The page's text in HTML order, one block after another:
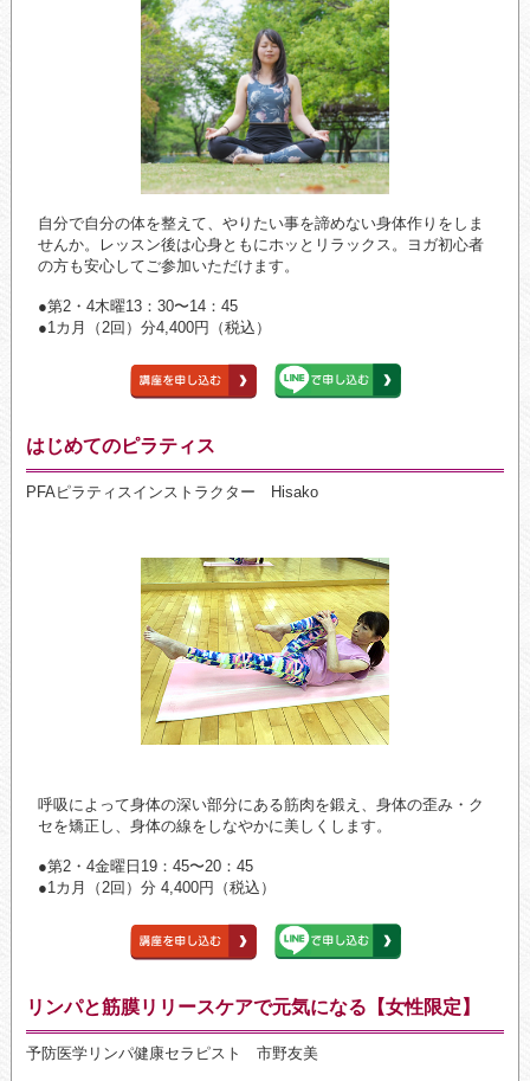
自分で自分の体を整えて、やりたい事を諦めない身体作りをしま
せんか。レッスン後は心身ともにホッとリラックス。ヨガ初心者
の方も安心してご参加いただけます。
●第2・4木曜13：30〜14：45
●1カ月（2回）分4,400円（税込）
はじめてのピラティス
PFAピラティスインストラクター Hisako
呼吸によって身体の深い部分にある筋肉を鍛え、身体の歪み・ク
セを矯正し、身体の線をしなやかに美しくします。
●第2・4金曜日19：45〜20：45
●1カ月（2回）分 4,400円（税込）
リンパと筋膜リリースケアで元気になる【女性限定】
予防医学リンパ健康セラピスト 市野友美